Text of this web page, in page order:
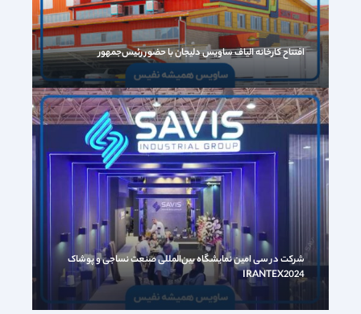
افتتاح کارخانه الیاف ساویس دلیجان با حضور رئیس‌جمهور​
شرکت در سی امین نمایشگاه بین‌المللی صنعت نساجی و پوشاک
IRANTEX2024